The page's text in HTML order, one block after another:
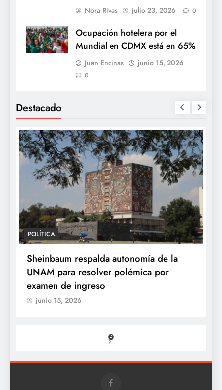
Nora Rivas julio 23, 2026 0
Ocupación hotelera por el
Mundial en CDMX está en 65%
Juan Encinas junio 15, 2026
0
Destacado
POLÍTICA
Sheinbaum respalda autonomía de la
UNAM para resolver polémica por
examen de ingreso
junio 15, 2026